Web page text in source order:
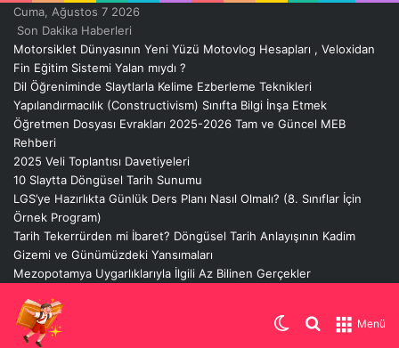
Cuma, Ağustos 7 2026
Son Dakika Haberleri
Motorsiklet Dünyasının Yeni Yüzü Motovlog Hesapları , Veloxidan
Fin Eğitim Sistemi Yalan mıydı ?
Dil Öğreniminde Slaytlarla Kelime Ezberleme Teknikleri
Yapılandırmacılık (Constructivism) Sınıfta Bilgi İnşa Etmek
Öğretmen Dosyası Evrakları 2025-2026 Tam ve Güncel MEB
Rehberi
2025 Veli Toplantısı Davetiyeleri
10 Slaytta Döngüsel Tarih Sunumu
LGS’ye Hazırlıkta Günlük Ders Planı Nasıl Olmalı? (8. Sınıflar İçin
Örnek Program)
Tarih Tekerrürden mi İbaret? Döngüsel Tarih Anlayışının Kadim
Gizemi ve Günümüzdeki Yansımaları
Mezopotamya Uygarlıklarıyla İlgili Az Bilinen Gerçekler
Menü
Arama
Dış